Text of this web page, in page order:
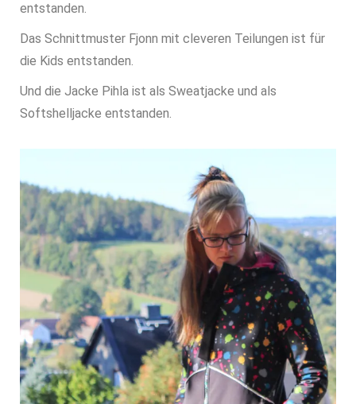
entstanden.
Das Schnittmuster Fjonn mit cleveren Teilungen ist für
die Kids entstanden.
Und die Jacke Pihla ist als Sweatjacke und als
Softshelljacke entstanden.